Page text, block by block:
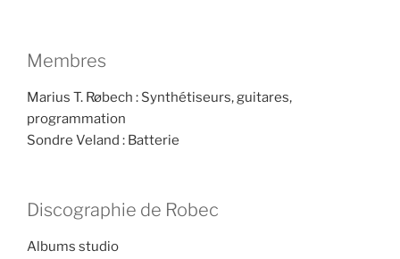
Membres
Marius T. Røbech : Synthétiseurs, guitares,
programmation
Sondre Veland : Batterie
Discographie de Robec
Albums studio